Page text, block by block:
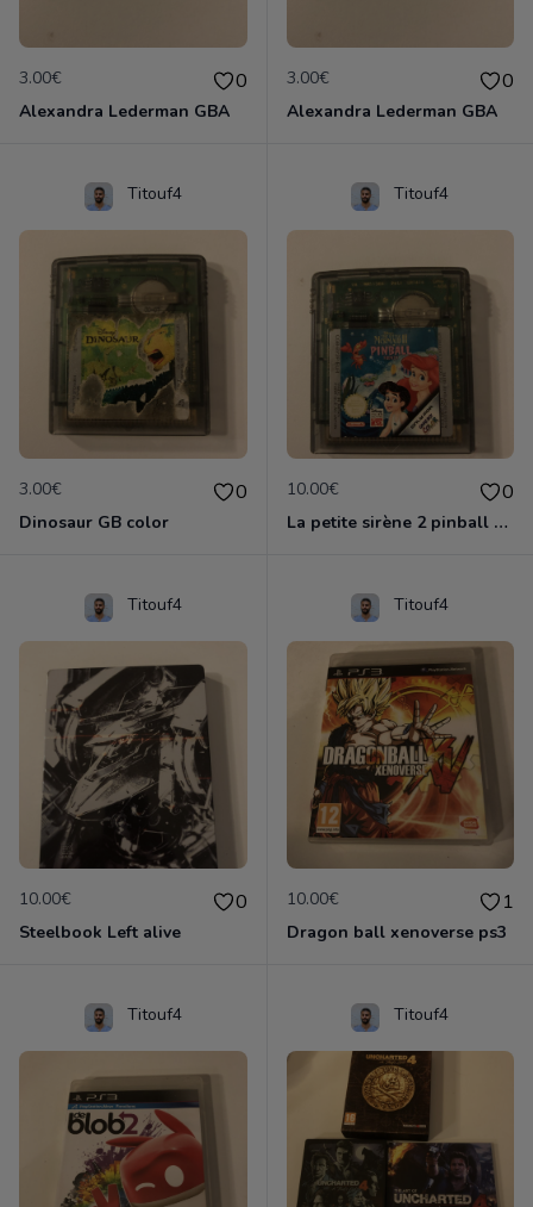
3.00€ 0
Alexandra Lederman GBA
3.00€ 0
Alexandra Lederman GBA
Titouf4
3.00€ 0
Dinosaur GB color
Titouf4
10.00€ 0
La petite sirène 2 pinball GB color
Titouf4
10.00€ 0
Steelbook Left alive
Titouf4
10.00€ 1
Dragon ball xenoverse ps3
Titouf4 Titouf4